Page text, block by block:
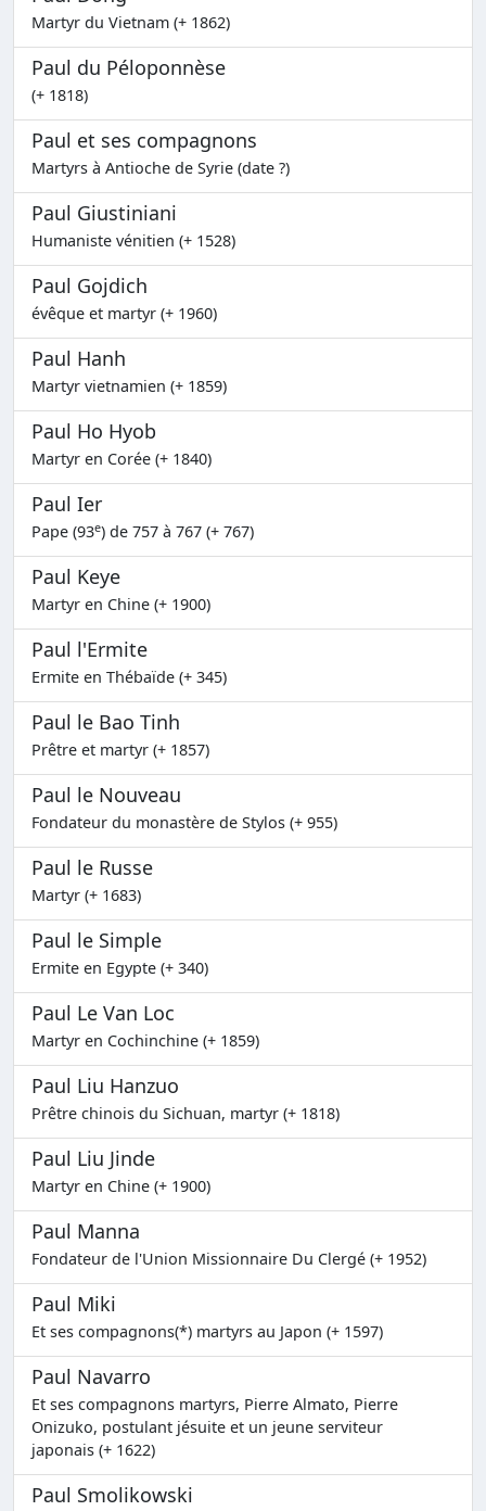
Martyr du Vietnam (+ 1862)
Paul du Péloponnèse
(+ 1818)
Paul et ses compagnons
Martyrs à Antioche de Syrie (date ?)
Paul Giustiniani
Humaniste vénitien (+ 1528)
Paul Gojdich
évêque et martyr (+ 1960)
Paul Hanh
Martyr vietnamien (+ 1859)
Paul Ho Hyob
Martyr en Corée (+ 1840)
Paul Ier
Pape (93e) de 757 à 767 (+ 767)
Paul Keye
Martyr en Chine (+ 1900)
Paul l'Ermite
Ermite en Thébaïde (+ 345)
Paul le Bao Tinh
Prêtre et martyr (+ 1857)
Paul le Nouveau
Fondateur du monastère de Stylos (+ 955)
Paul le Russe
Martyr (+ 1683)
Paul le Simple
Ermite en Egypte (+ 340)
Paul Le Van Loc
Martyr en Cochinchine (+ 1859)
Paul Liu Hanzuo
Prêtre chinois du Sichuan, martyr (+ 1818)
Paul Liu Jinde
Martyr en Chine (+ 1900)
Paul Manna
Fondateur de l'Union Missionnaire Du Clergé (+ 1952)
Paul Miki
Et ses compagnons(*) martyrs au Japon (+ 1597)
Paul Navarro
Et ses compagnons martyrs, Pierre Almato, Pierre
Onizuko, postulant jésuite et un jeune serviteur
japonais (+ 1622)
Paul Smolikowski